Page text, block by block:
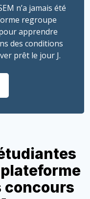
n’a jamais été
regroupe
apprendre
des conditions
prêt le jour J.
concours